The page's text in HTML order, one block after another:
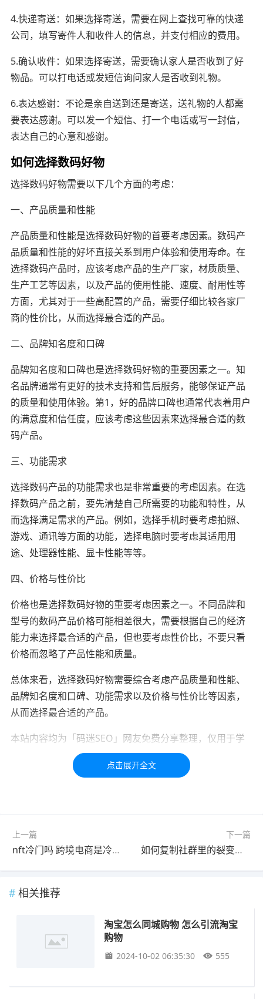
4.快递寄送：如果选择寄送，需要在网上查找可靠的快递
公司，填写寄件人和收件人的信息，并支付相应的费用。
5.确认收件：如果选择寄送，需要确认家人是否收到了好
物品。可以打电话或发短信询问家人是否收到礼物。
6.表达感谢：不论是亲自送到还是寄送，送礼物的人都需
要表达感谢。可以发一个短信、打一个电话或写一封信，
表达自己的心意和感谢。
如何选择数码好物
选择数码好物需要以下几个方面的考虑：
一、产品质量和性能
产品质量和性能是选择数码好物的首要考虑因素。数码产
品质量和性能的好坏直接关系到用户体验和使用寿命。在
选择数码产品时，应该考虑产品的生产厂家，材质质量、
生产工艺等因素，以及产品的使用性能、速度、耐用性等
方面，尤其对于一些高配置的产品，需要仔细比较各家厂
商的性价比，从而选择最合适的产品。
二、品牌知名度和口碑
品牌知名度和口碑也是选择数码好物的重要因素之一。知
名品牌通常有更好的技术支持和售后服务，能够保证产品
的质量和使用体验。第1，好的品牌口碑也通常代表着用户
的满意度和信任度，应该考虑这些因素来选择最合适的数
码产品。
三、功能需求
选择数码产品的功能需求也是非常重要的考虑因素。在选
择数码产品之前，要先清楚自己所需要的功能和特性，从
而选择满足需求的产品。例如，选择手机时要考虑拍照、
游戏、通讯等方面的功能，选择电脑时要考虑其适用用
途、处理器性能、显卡性能等等。
四、价格与性价比
价格也是选择数码好物的重要考虑因素之一。不同品牌和
型号的数码产品价格可能相差很大，需要根据自己的经济
能力来选择最合适的产品，但也要考虑性价比，不要只看
价格而忽略了产品性能和质量。
总体来看，选择数码好物需要综合考虑产品质量和性能、
品牌知名度和口碑、功能需求以及价格与性价比等因素，
从而选择最合适的产品。
本站内容均为「码迷SEO」网友免费分享整理，仅用于学
习交流，如有疑问，请联系我们48小时处理！！！！
上一篇
nft冷门吗 跨境电商是冷门专业吗吗
下一篇
如何复制社群里的裂变链接 社群裂变如何复制文字
相关推荐
淘宝怎么同城购物 怎么引流淘宝
购物
2024-10-02 06:35:30 555